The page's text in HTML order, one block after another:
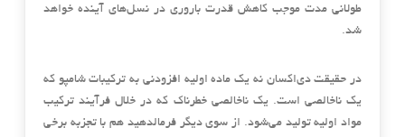
طولانی ‌مدت موجب کاهش قدرت باروری در نسل‌های آینده خواهد
شد.
در حقیقت دی‌اکسان نه یک ماده اولیه افزودنی به ترکیبات شامپو که
یک ناخالصی است. یک ناخالصی خطرناک که در خلال فرآیند ترکیب
مواد اولیه تولید می‌شود. از سوی دیگر فرمالدهید هم با تجزبه برخی